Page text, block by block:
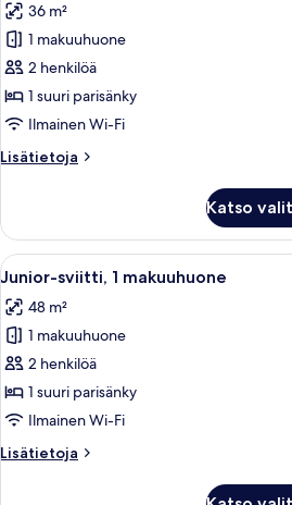
Studio,
suuri
parisänky,
kaupunkinäköala
36 m²
1 makuuhuone
2 henkilöä
1 suuri parisänky
Ilmainen Wi-Fi
Lisätietoja
Lisätietoja
suuri
parisänky,
kaupunkinäköala
Katso
Avaa
kaikki
huonetyypin
Junior-
sviitti,
1
makuuhuone
8
Junior-sviitti, 1 makuuhuone
48 m²
1 makuuhuone
2 henkilöä
1 suuri parisänky
Ilmainen Wi-Fi
Lisätietoja
Lisätietoja